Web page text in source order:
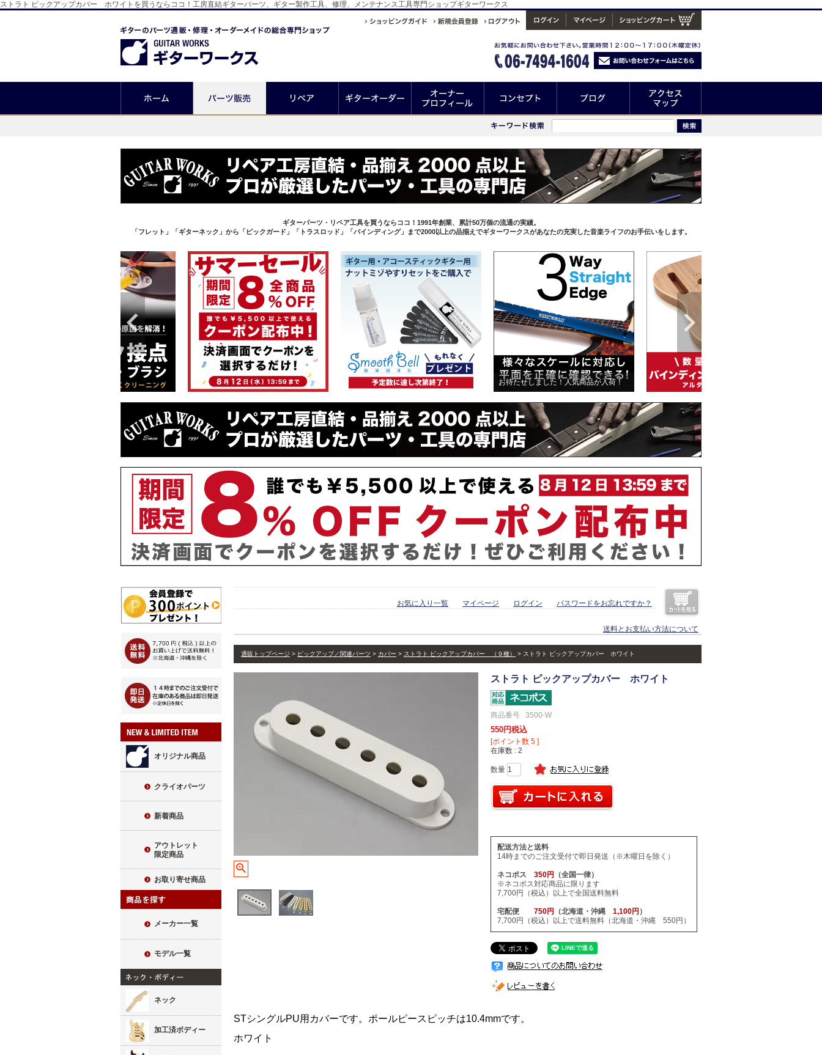
ストラト ピックアップカバー ホワイトを買うならココ！工房直結ギターパーツ、ギター製作工具、修理、メンテナンス工具専門ショップギターワークス
ギターパーツ・リペア工具を買うならココ！1991年創業、累計50万個の流通の実績。
「フレット」「ギターネック」から「ピックガード」「トラスロッド」「バインディング」まで2000以上の品揃えでギターワークスがあなたの充実した音楽ライフのお手伝いをします。
お待たせしました！人気商品が入荷！
オリジナル商品
クライオパーツ
新着商品
アウトレット
限定商品
お取り寄せ商品
メーカー一覧
モデル一覧
ネック
加工済ボディー
お気に入り一覧 マイページ ログイン パスワードをお忘れですか？
送料とお支払い方法について
通販トップページ ピックアップ／関連パーツ カバー ストラト ピックアップカバー （９種） ストラト ピックアップカバー ホワイト
ストラト ピックアップカバー ホワイト
商品番号 3500-W
550 税込
[ポイント数 5 ]
在庫数
2
配送方法と送料
14時までのご注文受付で即日発送（※木曜日を除く）
ネコポス 350円
（全国一律）
※ネコポス対応商品に限ります
7,700円（税込）以上で全国送料無料
宅配便 750円 （北海道・沖縄 1,100円 ）
7,700円（税込）以上で送料無料（北海道・沖縄 550円）
STシングルPU用カバーです。ポールピースピッチは10.4mmです。
ホワイト